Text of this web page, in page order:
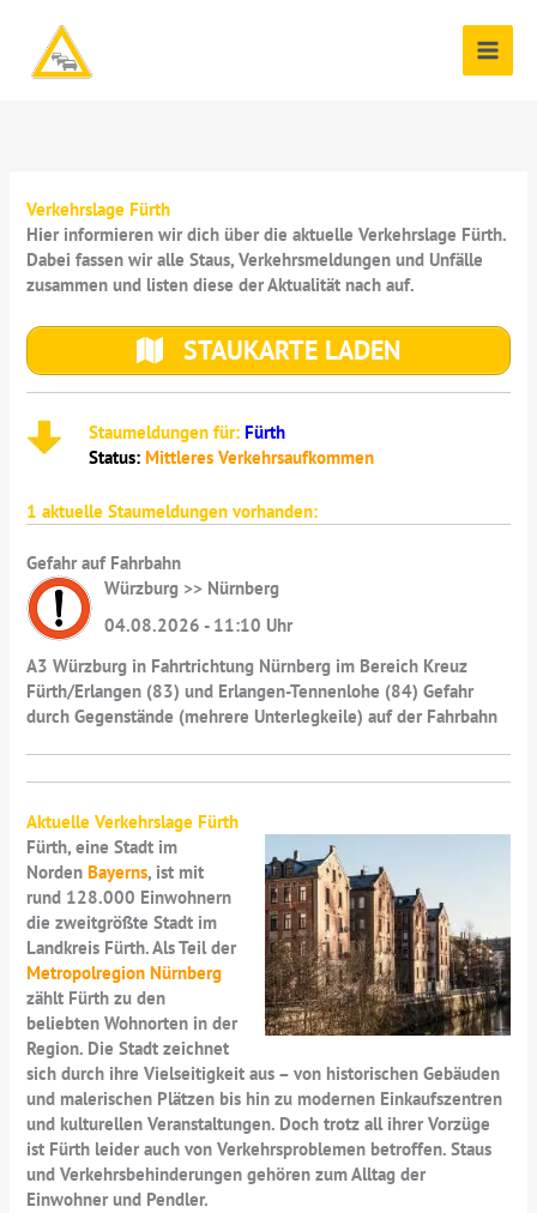
springen
Verkehrslage Fürth
Hier informieren wir dich über die aktuelle Verkehrslage Fürth.
Dabei fassen wir alle Staus, Verkehrsmeldungen und Unfälle
zusammen und listen diese der Aktualität nach auf.
STAUKARTE LADEN
Staumeldungen für:Fürth
Status: Mittleres Verkehrsaufkommen
1 aktuelle Staumeldungen vorhanden:
Gefahr auf Fahrbahn
Würzburg >> Nürnberg
04.08.2026 - 11:10 Uhr
A3 Würzburg in Fahrtrichtung Nürnberg im Bereich Kreuz
Fürth/Erlangen (83) und Erlangen-Tennenlohe (84) Gefahr
durch Gegenstände (mehrere Unterlegkeile) auf der Fahrbahn
Aktuelle Verkehrslage Fürth
Fürth, eine Stadt im
NordenBayerns, ist mit
rund 128.000 Einwohnern
die zweitgrößte Stadt im
Landkreis Fürth. Als Teil der
Metropolregion Nürnberg
zählt Fürth zu den
beliebten Wohnorten in der
Region. Die Stadt zeichnet
sich durch ihre Vielseitigkeit aus – von historischen Gebäuden
und malerischen Plätzen bis hin zu modernen Einkaufszentren
und kulturellen Veranstaltungen. Doch trotz all ihrer Vorzüge
ist Fürth leider auch von Verkehrsproblemen betroffen. Staus
und Verkehrsbehinderungen gehören zum Alltag der
Einwohner und Pendler.